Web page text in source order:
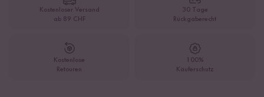
Kostenloser Versand
ab 89 CHF
30 Tage
Rückgaberecht
Kostenlose
Retouren
100%
Käuferschutz